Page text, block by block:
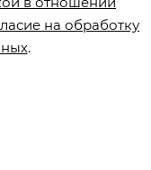
на обработку
.